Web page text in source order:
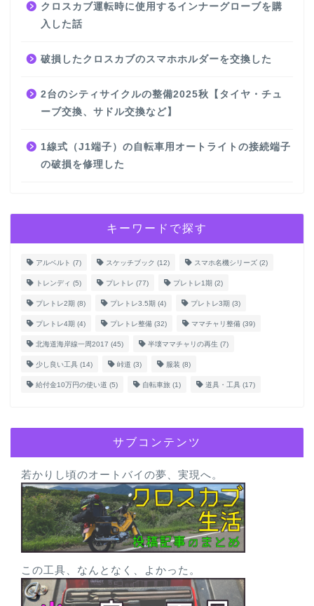
クロスカブ運転時に使用するインナーグローブを購
入した話
破損したクロスカブのスマホホルダーを交換した
2台のシティサイクルの整備2025秋【タイヤ・チュ
ーブ交換、サドル交換など】
1線式（J1端子）の自転車用オートライトの接続端子
の破損を修理した
キーワードで探す
アルベルト (7) スケッチブック (12) スマホ名機シリーズ (2)
トレンディ (5) プレトレ (77) プレトレ1期 (2)
プレトレ2期 (8) プレトレ3.5期 (4) プレトレ3期 (3)
プレトレ4期 (4) プレトレ整備 (32) ママチャリ整備 (39)
北海道海岸線一周2017 (45) 半壊ママチャリの再生 (7)
少し良い工具 (14) 峠道 (3) 服装 (8)
給付金10万円の使い道 (5) 自転車旅 (1) 道具・工具 (17)
サブコンテンツ
若かりし頃のオートバイの夢、実現へ。
この工具、なんとなく、よかった。